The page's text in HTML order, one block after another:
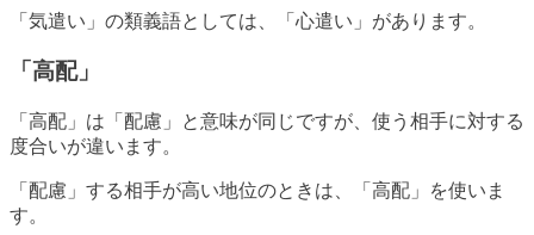
「気遣い」の類義語としては、「心遣い」があります。
「高配」
「高配」は「配慮」と意味が同じですが、使う相手に対する
度合いが違います。
「配慮」する相手が高い地位のときは、「高配」を使いま
す。